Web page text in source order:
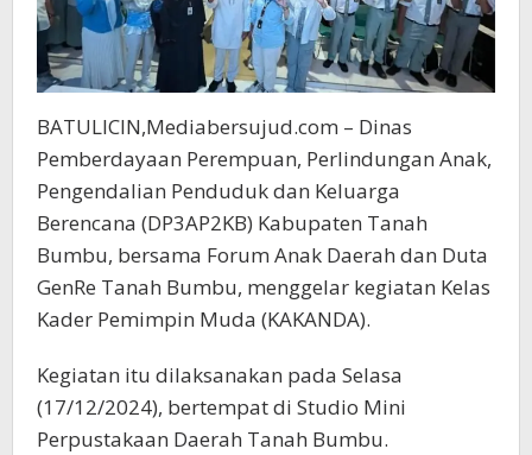
BATULICIN,Mediabersujud.com – Dinas
Pemberdayaan Perempuan, Perlindungan Anak,
Pengendalian Penduduk dan Keluarga
Berencana (DP3AP2KB) Kabupaten Tanah
Bumbu, bersama Forum Anak Daerah dan Duta
GenRe Tanah Bumbu, menggelar kegiatan Kelas
Kader Pemimpin Muda (KAKANDA).
Kegiatan itu dilaksanakan pada Selasa
(17/12/2024), bertempat di Studio Mini
Perpustakaan Daerah Tanah Bumbu.